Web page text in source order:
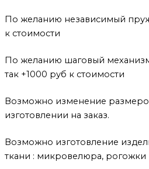
По желанию независимый
к стоимости
По желанию шаговый
так +1000 руб к стоимости
Возможно изменение
изготовлении на заказ.
Возможно изготовление
ткани : микровелюра, рогожки